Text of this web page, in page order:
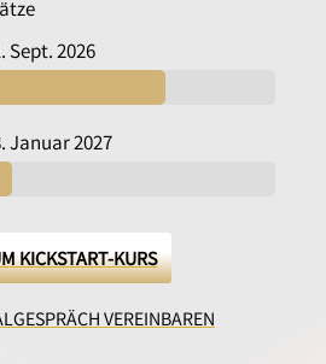
Sept. 2026
Januar 2027
KICKSTART-KURS
VEREINBAREN